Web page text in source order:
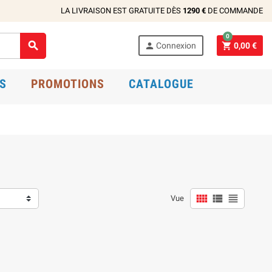
LA LIVRAISON EST GRATUITE DÈS 1290 € DE COMMANDE
  Connexion  0,00 €
0
PROMOTIONS CATALOGUE
Vue   